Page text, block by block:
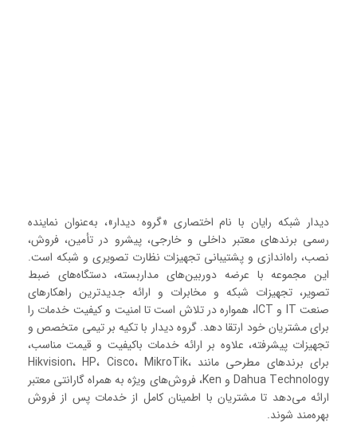
دیدار شبکه رایان با نام اختصاری «گروه دیدار»، به‌عنوان نماینده
رسمی برندهای معتبر داخلی و خارجی، پیشرو در تأمین، فروش،
نصب، راه‌اندازی و پشتیبانی تجهیزات نظارت تصویری و شبکه است.
این مجموعه با عرضه دوربین‌های مداربسته، دستگاه‌های ضبط
تصویر، تجهیزات شبکه و مخابرات و ارائه جدیدترین راهکارهای
صنعت IT و ICT، همواره در تلاش است تا امنیت و کیفیت خدمات را
برای مشتریان خود ارتقا دهد. گروه دیدار با تکیه بر تیمی متخصص و
تجهیزات پیشرفته، علاوه بر ارائه خدمات باکیفیت و قیمت مناسب،
برای برندهای مطرحی مانند Hikvision، HP، Cisco، MikroTik،
Dahua Technology و Ken، فروش‌های ویژه به همراه گارانتی معتبر
ارائه می‌دهد تا مشتریان با اطمینان کامل از خدمات پس از فروش
بهره‌مند شوند.